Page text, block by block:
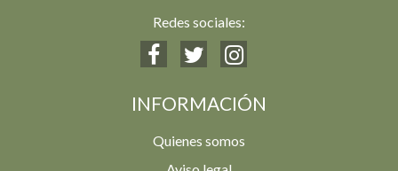
Redes sociales:
INFORMACIÓN
Quienes somos